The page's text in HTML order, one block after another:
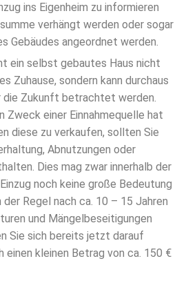
ins Eigenheim zu informieren
verhängt werden oder sogar
Gebäudes angeordnet werden.
ein selbst gebautes Haus nicht
Zuhause, sondern kann durchaus
die Zukunft betrachtet werden.
Zweck einer Einnahmequelle hat
diese zu verkaufen, sollten Sie
Abnutzungen oder
Dies mag zwar innerhalb der
noch keine große Bedeutung
Regel nach ca. 10 – 15 Jahren
und Mängelbeseitigungen
Sie sich bereits jetzt darauf
einen kleinen Betrag von ca. 150 €